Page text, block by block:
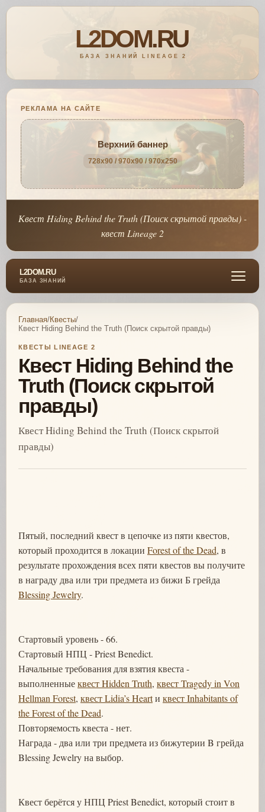
РЕКЛАМА НА САЙТЕ
Верхний баннер
728x90 / 970x90 / 970x250
Квест Hiding Behind the Truth (Поиск скрытой правды) -
квест Lineage 2
L2DOM.RU
БАЗА ЗНАНИЙ
Главная/Квесты/
Квест Hiding Behind the Truth (Поиск скрытой правды)
КВЕСТЫ LINEAGE 2
Квест Hiding Behind the
Truth (Поиск скрытой
правды)
Квест Hiding Behind the Truth (Поиск скрытой
правды)
Пятый, последний квест в цепочке из пяти квестов,
который проходится в локации Forest of the Dead, в
результате прохождения всех пяти квестов вы получите
в награду два или три предмета из бижи Б грейда
Blessing Jewelry.
Стартовый уровень - 66.
Стартовый НПЦ - Priest Benedict.
Начальные требования для взятия квеста -
выполненныеквест Hidden Truth, квест Tragedy in Von
Hellman Forest, квест Lidia’s Heartи квест Inhabitants of
the Forest of the Dead.
Повторяемость квеста - нет.
Награда - два или три предмета из бижутерии B грейда
Blessing Jewelry на выбор.
Квест берётся у НПЦ Priest Benedict, который стоит в